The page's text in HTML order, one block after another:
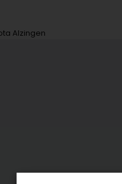
Alzingen